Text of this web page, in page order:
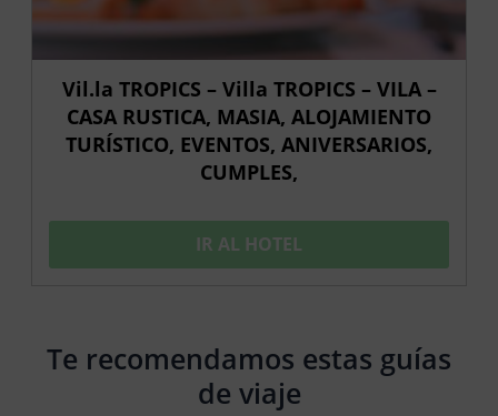
Vil.la TROPICS – Villa TROPICS – VILA –
CASA RUSTICA, MASIA, ALOJAMIENTO
TURÍSTICO, EVENTOS, ANIVERSARIOS,
CUMPLES,
IR AL HOTEL
Te recomendamos estas guías
de viaje